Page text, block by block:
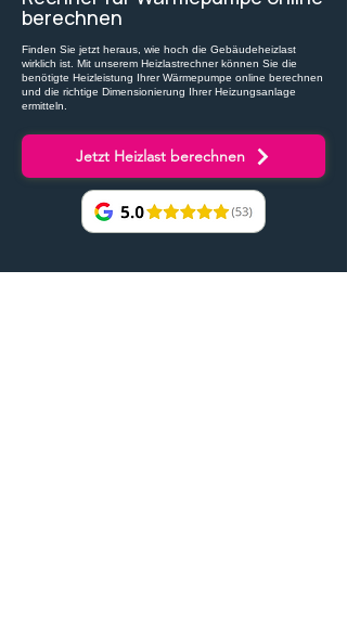
berechnen
Finden Sie jetzt heraus, wie hoch die Gebäudeheizlast
wirklich ist. Mit unserem Heizlastrechner können Sie die
benötigte Heizleistung Ihrer Wärmepumpe online berechnen
und die richtige Dimensionierung Ihrer Heizungsanlage
ermitteln.
Jetzt Heizlast berechnen